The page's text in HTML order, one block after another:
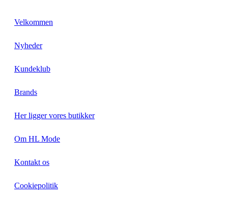
Velkommen
Nyheder
Kundeklub
Brands
Her ligger vores butikker
Om HL Mode
Kontakt os
Cookiepolitik